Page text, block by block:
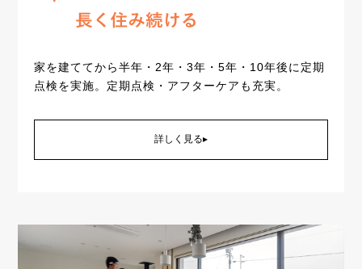
家を建ててから半年・2年・3年・5年・10年後に定期
点検を実施。定期点検・アフターケアも充実。
詳しく見る▸